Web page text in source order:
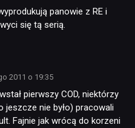
panowie z RE i
się tą serią.
2011 o 19:35
pierwszy COD, niektórzy
jeszcze nie było) pracowali
Fajnie jak wrócą do korzeni